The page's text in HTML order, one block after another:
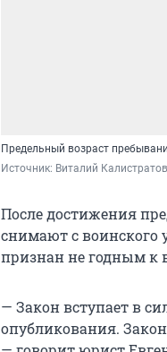
Предельный возраст
Источник: Виталий
После достижения
снимают с воинского
признан не годным к
— Закон вступает в
опубликования.